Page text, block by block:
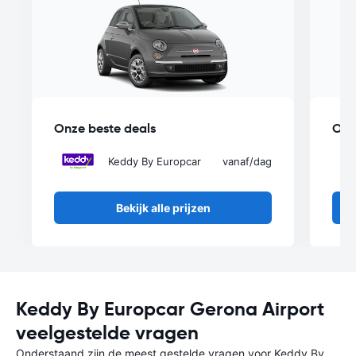
Onze beste deals
Keddy By Europcar vanaf/dag
Bekijk alle prijzen
Keddy By Europcar Gerona Airport
veelgestelde vragen
Onderstaand zijn de meest gestelde vragen voor Keddy By